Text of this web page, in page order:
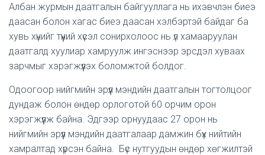
Албан журмын даатгалын байгууллага нь ихэвчлэн биеэ
даасан болон хагас биеэ даасан хэлбэртэй байдаг ба
хувь хүнийг түүний хүсэл сонирхолоос нь үл хамааруулан
даатгалд хуулиар хамруулж ингэснээр эрсдэл хуваах
зарчмыг хэрэгжүүлэх боломжтой болдог.
Одоогоор нийгмийн эрүүл мэндийн даатгалын тогтолцоог
дундаж болон өндөр орлоготой 60 орчим орон
хэрэгжүүлж байна. Эдгээр орнуудаас 27 орон нь
нийгмийн эрүүл мэндийн даатгалаар дамжин бүх нийтийн
хамралтад хүрсэн байна. Бүс нутгуудын өндөр хөгжилтэй